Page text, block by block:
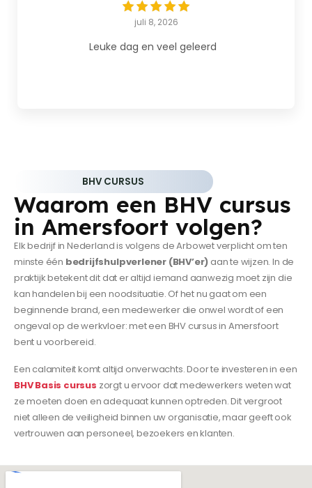
juli 8, 2026
Leuke dag en veel geleerd
BHV CURSUS
Waarom een BHV cursus
in Amersfoort volgen?
Elk bedrijf in Nederland is volgens de Arbowet verplicht om ten
minste één bedrijfshulpverlener (BHV’er) aan te wijzen. In de
praktijk betekent dit dat er altijd iemand aanwezig moet zijn die
kan handelen bij een noodsituatie. Of het nu gaat om een
beginnende brand, een medewerker die onwel wordt of een
ongeval op de werkvloer: met een BHV cursus in Amersfoort
bent u voorbereid.
Een calamiteit komt altijd onverwachts. Door te investeren in een
BHV Basis cursus zorgt u ervoor dat medewerkers weten wat
ze moeten doen en adequaat kunnen optreden. Dit vergroot
niet alleen de veiligheid binnen uw organisatie, maar geeft ook
vertrouwen aan personeel, bezoekers en klanten.